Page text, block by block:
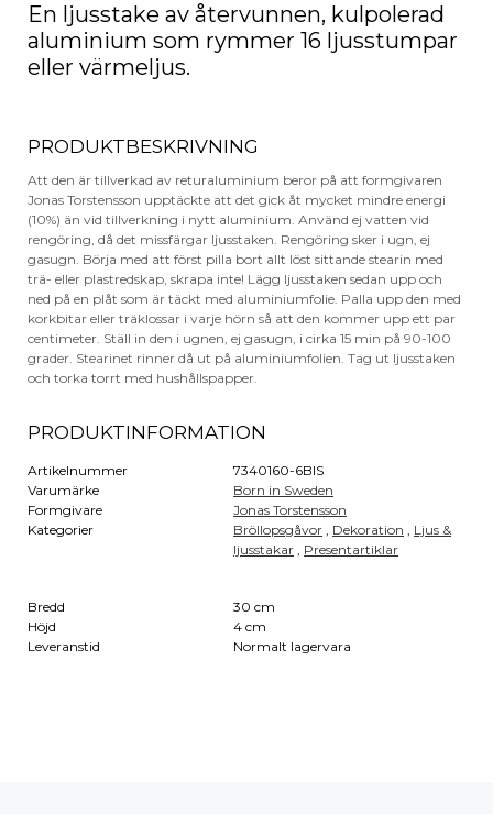
En ljusstake av återvunnen, kulpolerad
aluminium som rymmer 16 ljusstumpar
eller värmeljus.
PRODUKTBESKRIVNING
Att den är tillverkad av returaluminium beror på att formgivaren
Jonas Torstensson upptäckte att det gick åt mycket mindre energi
(10%) än vid tillverkning i nytt aluminium. Använd ej vatten vid
rengöring, då det missfärgar ljusstaken. Rengöring sker i ugn, ej
gasugn. Börja med att först pilla bort allt löst sittande stearin med
trä- eller plastredskap, skrapa inte! Lägg ljusstaken sedan upp och
ned på en plåt som är täckt med aluminiumfolie. Palla upp den med
korkbitar eller träklossar i varje hörn så att den kommer upp ett par
centimeter. Ställ in den i ugnen, ej gasugn, i cirka 15 min på 90-100
grader. Stearinet rinner då ut på aluminiumfolien. Tag ut ljusstaken
och torka torrt med hushållspapper.
PRODUKTINFORMATION
Artikelnummer
7340160-6BIS
Varumärke
Born in Sweden
Formgivare
Jonas Torstensson
Kategorier
Bröllopsgåvor , Dekoration , Ljus &
ljusstakar , Presentartiklar
Bredd
30 cm
Höjd
4 cm
Leveranstid
Normalt lagervara